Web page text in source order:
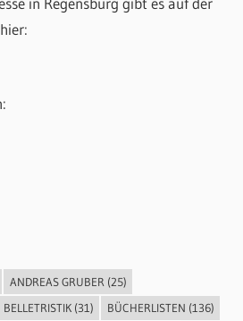
ANDREAS GRUBER (25)
BELLETRISTIK(31) BÜCHERLISTEN (136)